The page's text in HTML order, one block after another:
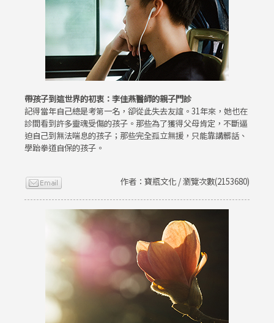
帶孩子到這世界的初衷：李佳燕醫師的親子門診
記得當年自己總是考第一名，卻從此失去友誼。31年來，她也在
診間看到許多靈魂受傷的孩子。那些為了獲得父母肯定，不斷逼
迫自己到無法喘息的孩子；那些完全孤立無援，只能靠講髒話、
學跆拳道自保的孩子。
作者：寶瓶文化 / 瀏覽次數(2153680)